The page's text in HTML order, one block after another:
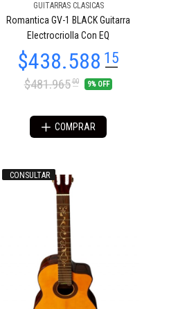
GUITARRAS CLASICAS
Romantica GV-1 BLACK Guitarra
Electrocriolla Con EQ
$481.96500 9% OFF
COMPRAR
CONSULTAR